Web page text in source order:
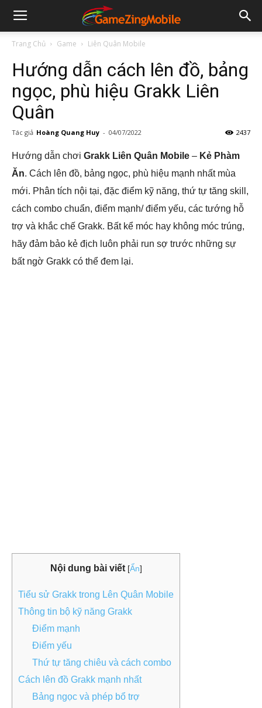
Trang Chủ Game Liên Quân Mobile
Hướng dẫn cách lên đồ, bảng
ngọc, phù hiệu Grakk Liên
Quân
Tác giả Hoàng Quang Huy - 04/07/2022 2437
Hướng dẫn chơi Grakk Liên Quân Mobile – Kẻ Phàm
Ăn. Cách lên đồ, bảng ngọc, phù hiệu mạnh nhất mùa
mới. Phân tích nội tại, đặc điểm kỹ năng, thứ tự tăng skill,
cách combo chuẩn, điểm mạnh/ điểm yếu, các tướng hỗ
trợ và khắc chế Grakk. Bất kể móc hay không móc trúng,
hãy đảm bảo kẻ địch luôn phải run sợ trước những sự
bất ngờ Grakk có thể đem lại.
Nội dung bài viết [Ẩn]
Tiểu sử Grakk trong Lên Quân Mobile
Thông tin bộ kỹ năng Grakk
Điểm mạnh
Điểm yếu
Thứ tự tăng chiêu và cách combo
Cách lên đồ Grakk mạnh nhất
Bảng ngọc và phép bổ trợ